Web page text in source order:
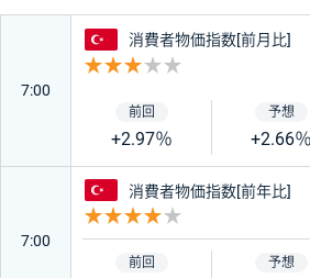
7:00
トルコ
消費者物価指数[前月比]
+2.97％ +2.66％
7:00
トルコ
消費者物価指数[前年比]